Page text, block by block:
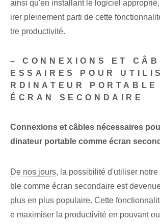
ainsi qu'en installant le logiciel
irer pleinement parti de cette
tre productivité.
– CONNEXIONS ET
ESSAIRES POUR
RDINATEUR PORTABLE⁢
ÉCRAN SECONDAIRE
Connexions et câbles nécessaires
dinateur portable comme écran
De nos jours, la possibilité d'utiliser
ble comme écran secondaire est
plus en plus populaire. Cette
e maximiser la productivité en pouvant